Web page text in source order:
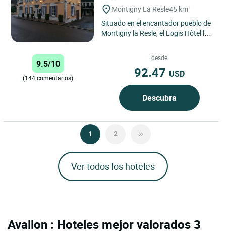
Montigny La Resle45 km
Situado en el encantador pueblo de
Montigny la Resle, el Logis Hôtel le
9.5/10
(144 comentarios)
desde
92.47 USD
Descubra
1 2
Ver todos los hoteles
Avallon : Hoteles mejor valorados 3